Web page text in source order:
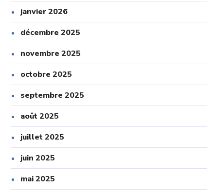
janvier 2026
décembre 2025
novembre 2025
octobre 2025
septembre 2025
août 2025
juillet 2025
juin 2025
mai 2025